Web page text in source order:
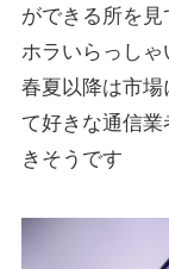
ができる所を
ホラいらっしゃ
春夏以降は市
て好きな通信
きそうです